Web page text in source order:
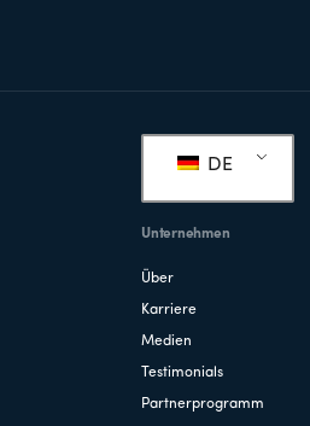
DE
Unternehmen
Über
Karriere
Medien
Testimonials
Partnerprogramm